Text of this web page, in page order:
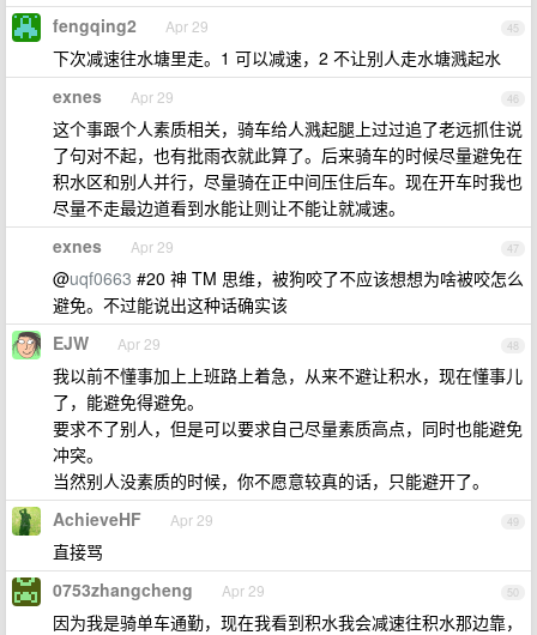
45
fengqing2 Apr 29
下次减速往水塘里走。1 可以减速，2 不让别人走水塘溅起水
46
exnes Apr 29
这个事跟个人素质相关，骑车给人溅起腿上过过追了老远抓住说
了句对不起，也有批雨衣就此算了。后来骑车的时候尽量避免在
积水区和别人并行，尽量骑在正中间压住后车。现在开车时我也
尽量不走最边道看到水能让则让不能让就减速。
47
exnes Apr 29
@uqf0663 #20 神 TM 思维，被狗咬了不应该想想为啥被咬怎么
避免。不过能说出这种话确实该
48
EJW Apr 29
我以前不懂事加上上班路上着急，从来不避让积水，现在懂事儿
了，能避免得避免。
要求不了别人，但是可以要求自己尽量素质高点，同时也能避免
冲突。
当然别人没素质的时候，你不愿意较真的话，只能避开了。
49
AchieveHF Apr 29
直接骂
50
0753zhangcheng Apr 29
因为我是骑单车通勤，现在我看到积水我会减速往积水那边靠，